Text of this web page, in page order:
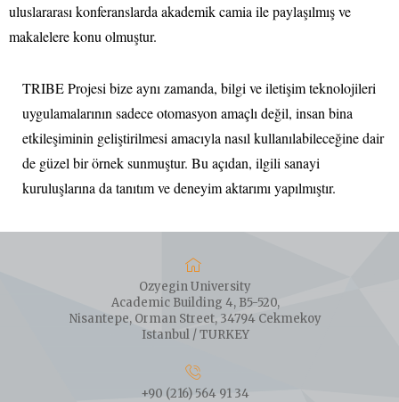
uluslararası konferanslarda akademik camia ile paylaşılmış ve
makalelere konu olmuştur.
TRIBE Projesi bize aynı zamanda, bilgi ve iletişim teknolojileri
uygulamalarının sadece otomasyon amaçlı değil, insan bina
etkileşiminin geliştirilmesi amacıyla nasıl kullanılabileceğine dair
de güzel bir örnek sunmuştur. Bu açıdan, ilgili sanayi
kuruluşlarına da tanıtım ve deneyim aktarımı yapılmıştır.
Ozyegin University
Academic Building 4, B5-520,
Nisantepe, Orman Street, 34794 Cekmekoy
Istanbul / TURKEY
+90 (216) 564 91 34